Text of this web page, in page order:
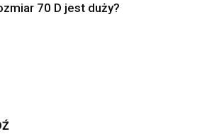
70 D jest duży?